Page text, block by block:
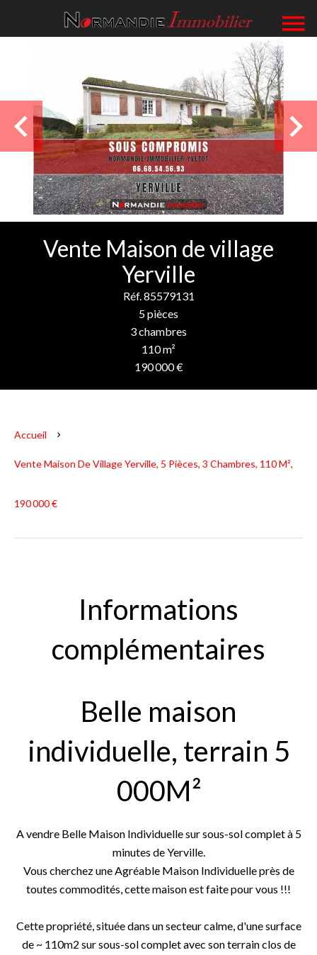
Vente Maison de village
Yerville
Réf. 85579131
5 pièces
3 chambres
110 m²
190 000 €
Accueil
Vente Maison De Village Yerville, 5 Pièces, 3 Chambres, 110 M²,
190 000 €
Informations
complémentaires
Belle maison
individuelle, terrain 5
000M²
A vendre Belle Maison Individuelle sur sous-sol complet à 5
minutes de Yerville.
Vous cherchez une Agréable Maison Individuelle près de
toutes commodités, cette maison est faite pour vous !!!
Cette propriété, située dans un secteur calme, d'une surface
de ~ 110m2 sur sous-sol complet avec son terrain clos de